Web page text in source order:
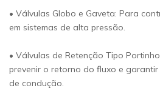
• Válvulas Globo e Gaveta: Para
em sistemas de alta pressão.
• Válvulas de Retenção Tipo
prevenir o retorno do fluxo e
de condução.